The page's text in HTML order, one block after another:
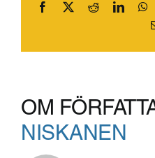
Facebook
X Reddit
OM
NISKANEN